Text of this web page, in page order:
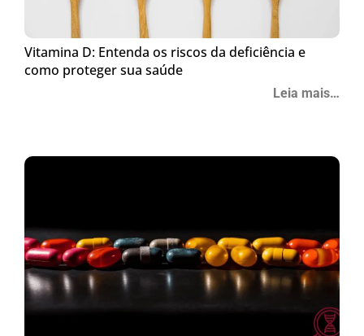
Vitamina D: Entenda os riscos da deficiência e
como proteger sua saúde
Leia mais…